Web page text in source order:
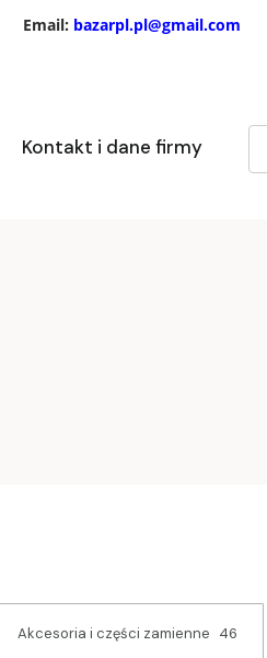
Email: bazarpl.pl@gmail.com
Kontakt i dane firmy
Akcesoria i części zamienne 46